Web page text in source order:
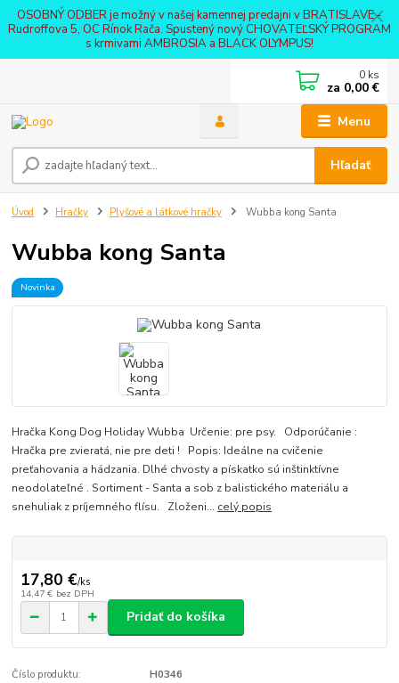
OSOBNÝ ODBER je možný v našej kamennej predajni v BRATISLAVE -
Rudroffova 5, OC Rínok Rača. Spustený nový CHOVATEĽSKÝ PROGRAM
s krmivami AMBROSIA a BLACK OLYMPUS!
Menu
Hľadať
0 ks
za 0,00 €
Úvod Hračky Plyšové a látkové hračky Wubba kong Santa
Wubba kong Santa
Novinka
Hračka Kong Dog Holiday Wubba Určenie: pre psy. Odporúčanie :
Hračka pre zvieratá, nie pre deti ! Popis: Ideálne na cvičenie
preťahovania a hádzania. Dlhé chvosty a pískatko sú inštinktívne
neodolateľné . Sortiment - Santa a sob z balistického materiálu a
snehuliak z príjemného flísu. Zloženi... celý popis
17,80 €/ks
14,47 € bez DPH
Pridať do košíka
Číslo produktu: H0346